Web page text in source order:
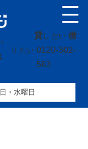
貸し たい 借
り たい 0120-302-
563
・水曜⽇
宮城郡松島町磯